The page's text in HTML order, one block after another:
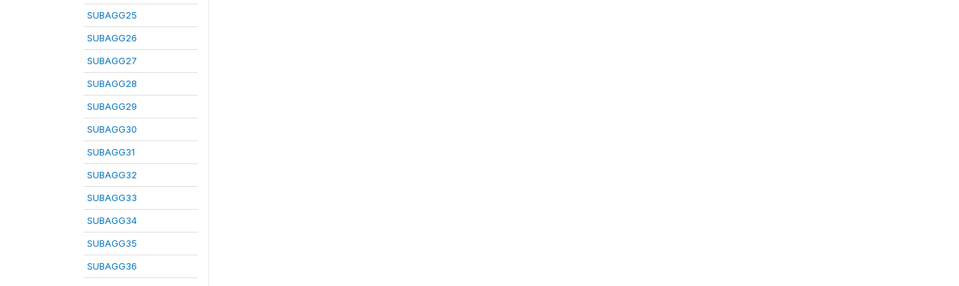
SUBAGG25
SUBAGG26
SUBAGG27
SUBAGG28
SUBAGG29
SUBAGG30
SUBAGG31
SUBAGG32
SUBAGG33
SUBAGG34
SUBAGG35
SUBAGG36